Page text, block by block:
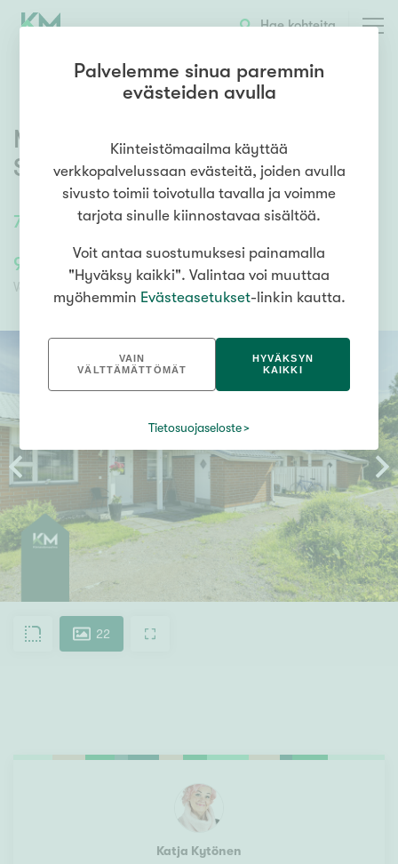
Hae kohteita
78,5 3 h, k, kph, s, wc, vh, ak
Mannerheimintie 27 A,
Saviniemi,Hamina
95 000,00 €
Velaton hinta
87 904,09 €
22
Katja Kytönen
Palvelemme sinua paremmin
evästeiden avulla
Kiinteistömaailma käyttää
verkkopalvelussaan evästeitä, joiden avulla
sivusto toimii toivotulla tavalla ja voimme
tarjota sinulle kiinnostavaa sisältöä.
Voit antaa suostumuksesi painamalla
"Hyväksy kaikki". Valintaa voi muuttaa
myöhemmin Evästeasetukset-linkin kautta.
VAIN
VÄLTTÄMÄTTÖMÄT
HYVÄKSYN
KAIKKI
Tietosuojaseloste